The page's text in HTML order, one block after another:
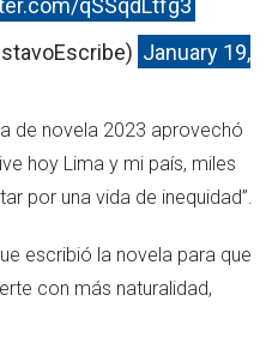
qSSqdLtfg3
January 19,
de novela 2023 aprovechó
hoy Lima y mi país, miles
por una vida de inequidad”.
escribió la novela para que
con más naturalidad,